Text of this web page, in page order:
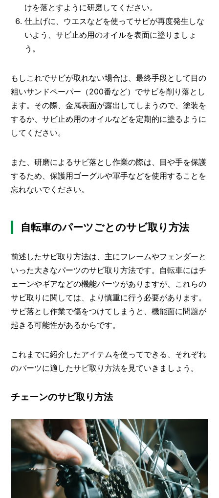
けを落とすように研磨してください。
仕上げに、ウエスなどを使ってサビが再度発生しな
いよう、サビ止め用のオイルを表面に塗りましょ
う。
もしこれでサビが取れない場合は、最終手段として目の
粗いサンドペーパー（200番など）でサビを削り落とし
ます。その際、金属表面が露出してしまうので、塗装を
するか、サビ止め用のオイルなどを定期的に塗るように
してください。
また、研磨によるサビ落とし作業の際は、目や手を保護
するため、保護用ゴーグルや軍手などを使用することを
忘れないでください。
自転車のパーツごとのサビ取り方法
前述したサビ取り方法は、主にフレームやフェンダーと
いった大きなパーツのサビ取り方法です。自転車にはチ
ェーンやギアなどの機能パーツがありますが、これらの
サビ取りに関しては、より慎重に行う必要があります。
サビ落とし作業で傷をつけてしまうと、機能面に問題が
起きる可能性があるからです。
これまでに紹介したアイテムを使ってできる、それぞれ
のパーツに適したサビ取り方法を見ていきましょう。
チェーンのサビ取り方法